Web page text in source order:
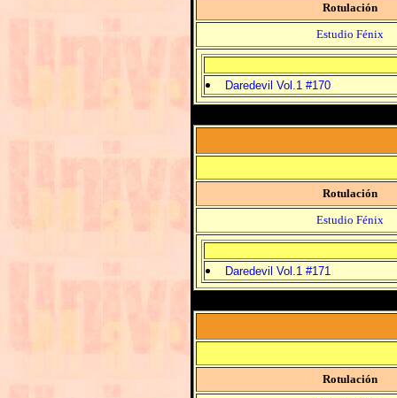
Rotulación
Estudio Fénix
Daredevil Vol.1 #170
Rotulación
Estudio Fénix
Daredevil Vol.1 #171
Rotulación